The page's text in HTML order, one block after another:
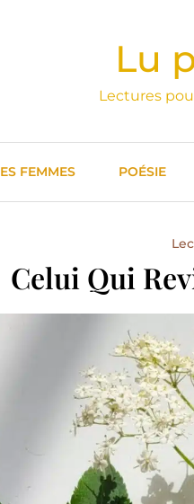
Lu
Lectures
FEMMES POÉSIE
Celui Qui